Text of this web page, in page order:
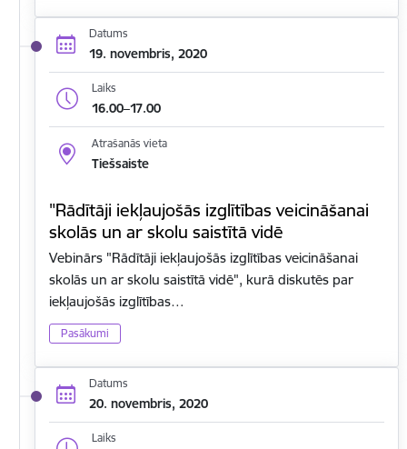
Datums
19. novembris, 2020
Laiks
16.00–17.00
Atrašanās vieta
Tiešsaiste
"Rādītāji iekļaujošās izglītības veicināšanai
skolās un ar skolu saistītā vidē
Vebinārs "Rādītāji iekļaujošās izglītības veicināšanai
skolās un ar skolu saistītā vidē", kurā diskutēs par
iekļaujošās izglītības…
Pasākumi
Datums
20. novembris, 2020
Laiks